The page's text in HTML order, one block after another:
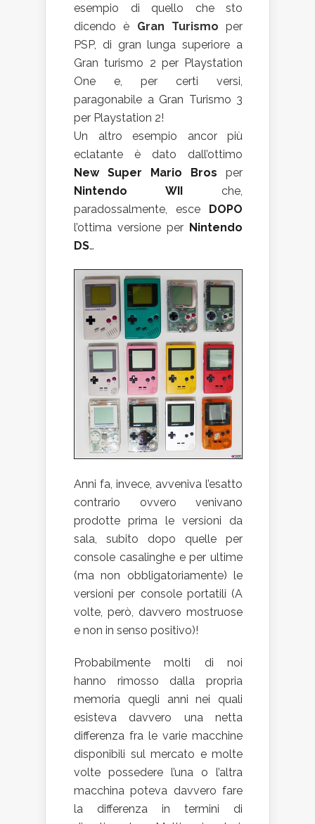
esempio di quello che sto
dicendo è Gran Turismo per
PSP, di gran lunga superiore a
Gran turismo 2 per Playstation
One e, per certi versi,
paragonabile a Gran Turismo 3
per Playstation 2!
Un altro esempio ancor più
eclatante è dato dall’ottimo
New Super Mario Bros per
Nintendo WII
che,
paradossalmente, esce
DOPO
l’ottima versione per Nintendo
DS…
Anni fa, invece, avveniva l’esatto
contrario ovvero venivano
prodotte prima le versioni da
sala, subito dopo quelle per
console casalinghe e per ultime
(ma non obbligatoriamente) le
versioni per console portatili (A
volte, però, davvero mostruose
e non in senso positivo)!
Probabilmente molti di noi
hanno rimosso dalla propria
memoria quegli anni nei quali
esisteva davvero una netta
differenza fra le varie macchine
disponibili sul mercato e molte
volte possedere l’una o l’altra
macchina poteva davvero fare
la differenza in termini di